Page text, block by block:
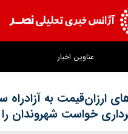
عناوین اخبار
ارزان‌قیمت به آزادراه
خواست شهروندان